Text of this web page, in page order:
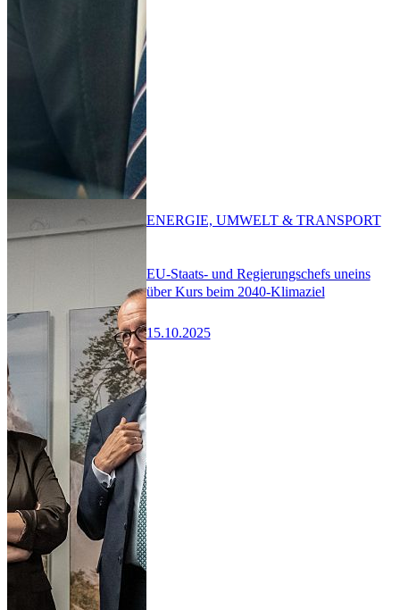
EU-Staats- und Regierungschefs uneins
über Kurs beim 2040-Klimaziel
15.10.2025
ENERGIE, UMWELT & TRANSPORT